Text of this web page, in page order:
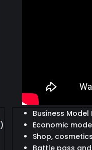
)
Business
Economic
Shop,
Battle pass